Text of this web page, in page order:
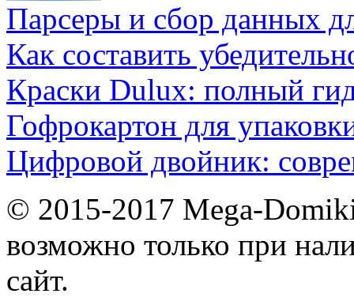
Парсеры и сбор данных
Как составить
Краски Dulux: полный
Гофрокартон для
Цифровой двойник:
© 2015-2017 Mega-
возможно только при
сайт.